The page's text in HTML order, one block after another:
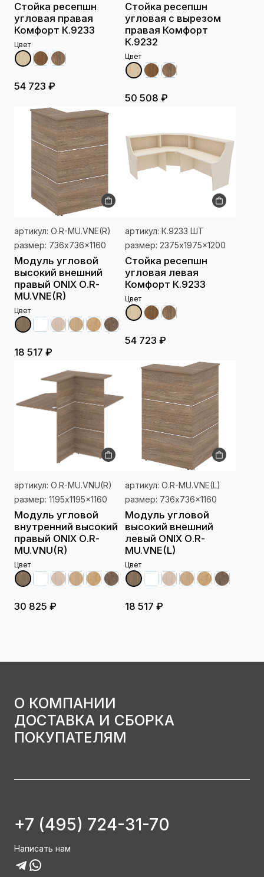
Стойка ресепшн
угловая правая
Комфорт К.9233
Цвет
54 723 ₽
Стойка ресепшн
угловая с вырезом
правая Комфорт
К.9232
Цвет
50 508 ₽
артикул: О.R-MU.VNE(R)
размер: 736x736x1160
Модуль угловой
высокий внешний
правый ONIX О.R-
MU.VNE(R)
Цвет
18 517 ₽
артикул: К.9233 ШТ
размер: 2375x1975x1200
Стойка ресепшн
угловая левая
Комфорт К.9233
Цвет
54 723 ₽
артикул: О.R-MU.VNU(R)
размер: 1195x1195x1160
Модуль угловой
внутренний высокий
правый ONIX О.R-
MU.VNU(R)
Цвет
30 825 ₽
артикул: О.R-MU.VNE(L)
размер: 736x736x1160
Модуль угловой
высокий внешний
левый ONIX О.R-
MU.VNE(L)
Цвет
18 517 ₽
О КОМПАНИИ
ДОСТАВКА И СБОРКА
ПОКУПАТЕЛЯМ
+7 (495) 724-31-70
Написать нам